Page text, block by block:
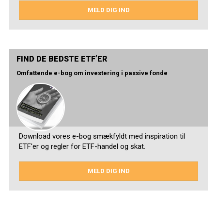
MELD DIG IND
FIND DE BEDSTE ETF’ER
Omfattende e-bog om investering i passive fonde
Download vores e-bog smækfyldt med inspiration til
ETF'er og regler for ETF-handel og skat.
MELD DIG IND